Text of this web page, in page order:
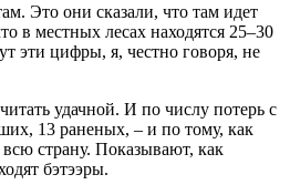
Это они сказали, что там идет
в местных лесах находятся 25–30
эти цифры, я, честно говоря, не
удачной. И по числу потерь с
13 раненых, – и по тому, как
страну. Показывают, как
бэтээры.